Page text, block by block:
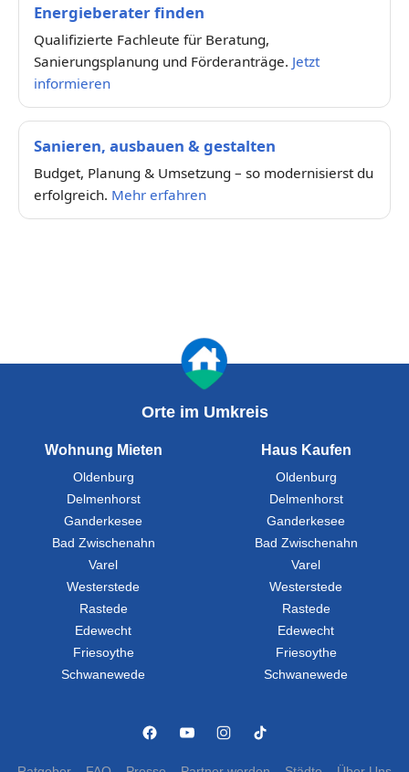
Energieberater finden
Qualifizierte Fachleute für Beratung,
Sanierungsplanung und Förderanträge. Jetzt
informieren
Sanieren, ausbauen & gestalten
Budget, Planung & Umsetzung – so modernisierst du
erfolgreich. Mehr erfahren
Orte im Umkreis
Wohnung Mieten
Oldenburg
Delmenhorst
Ganderkesee
Bad Zwischenahn
Varel
Westerstede
Rastede
Edewecht
Friesoythe
Schwanewede
Haus Kaufen
Oldenburg
Delmenhorst
Ganderkesee
Bad Zwischenahn
Varel
Westerstede
Rastede
Edewecht
Friesoythe
Schwanewede